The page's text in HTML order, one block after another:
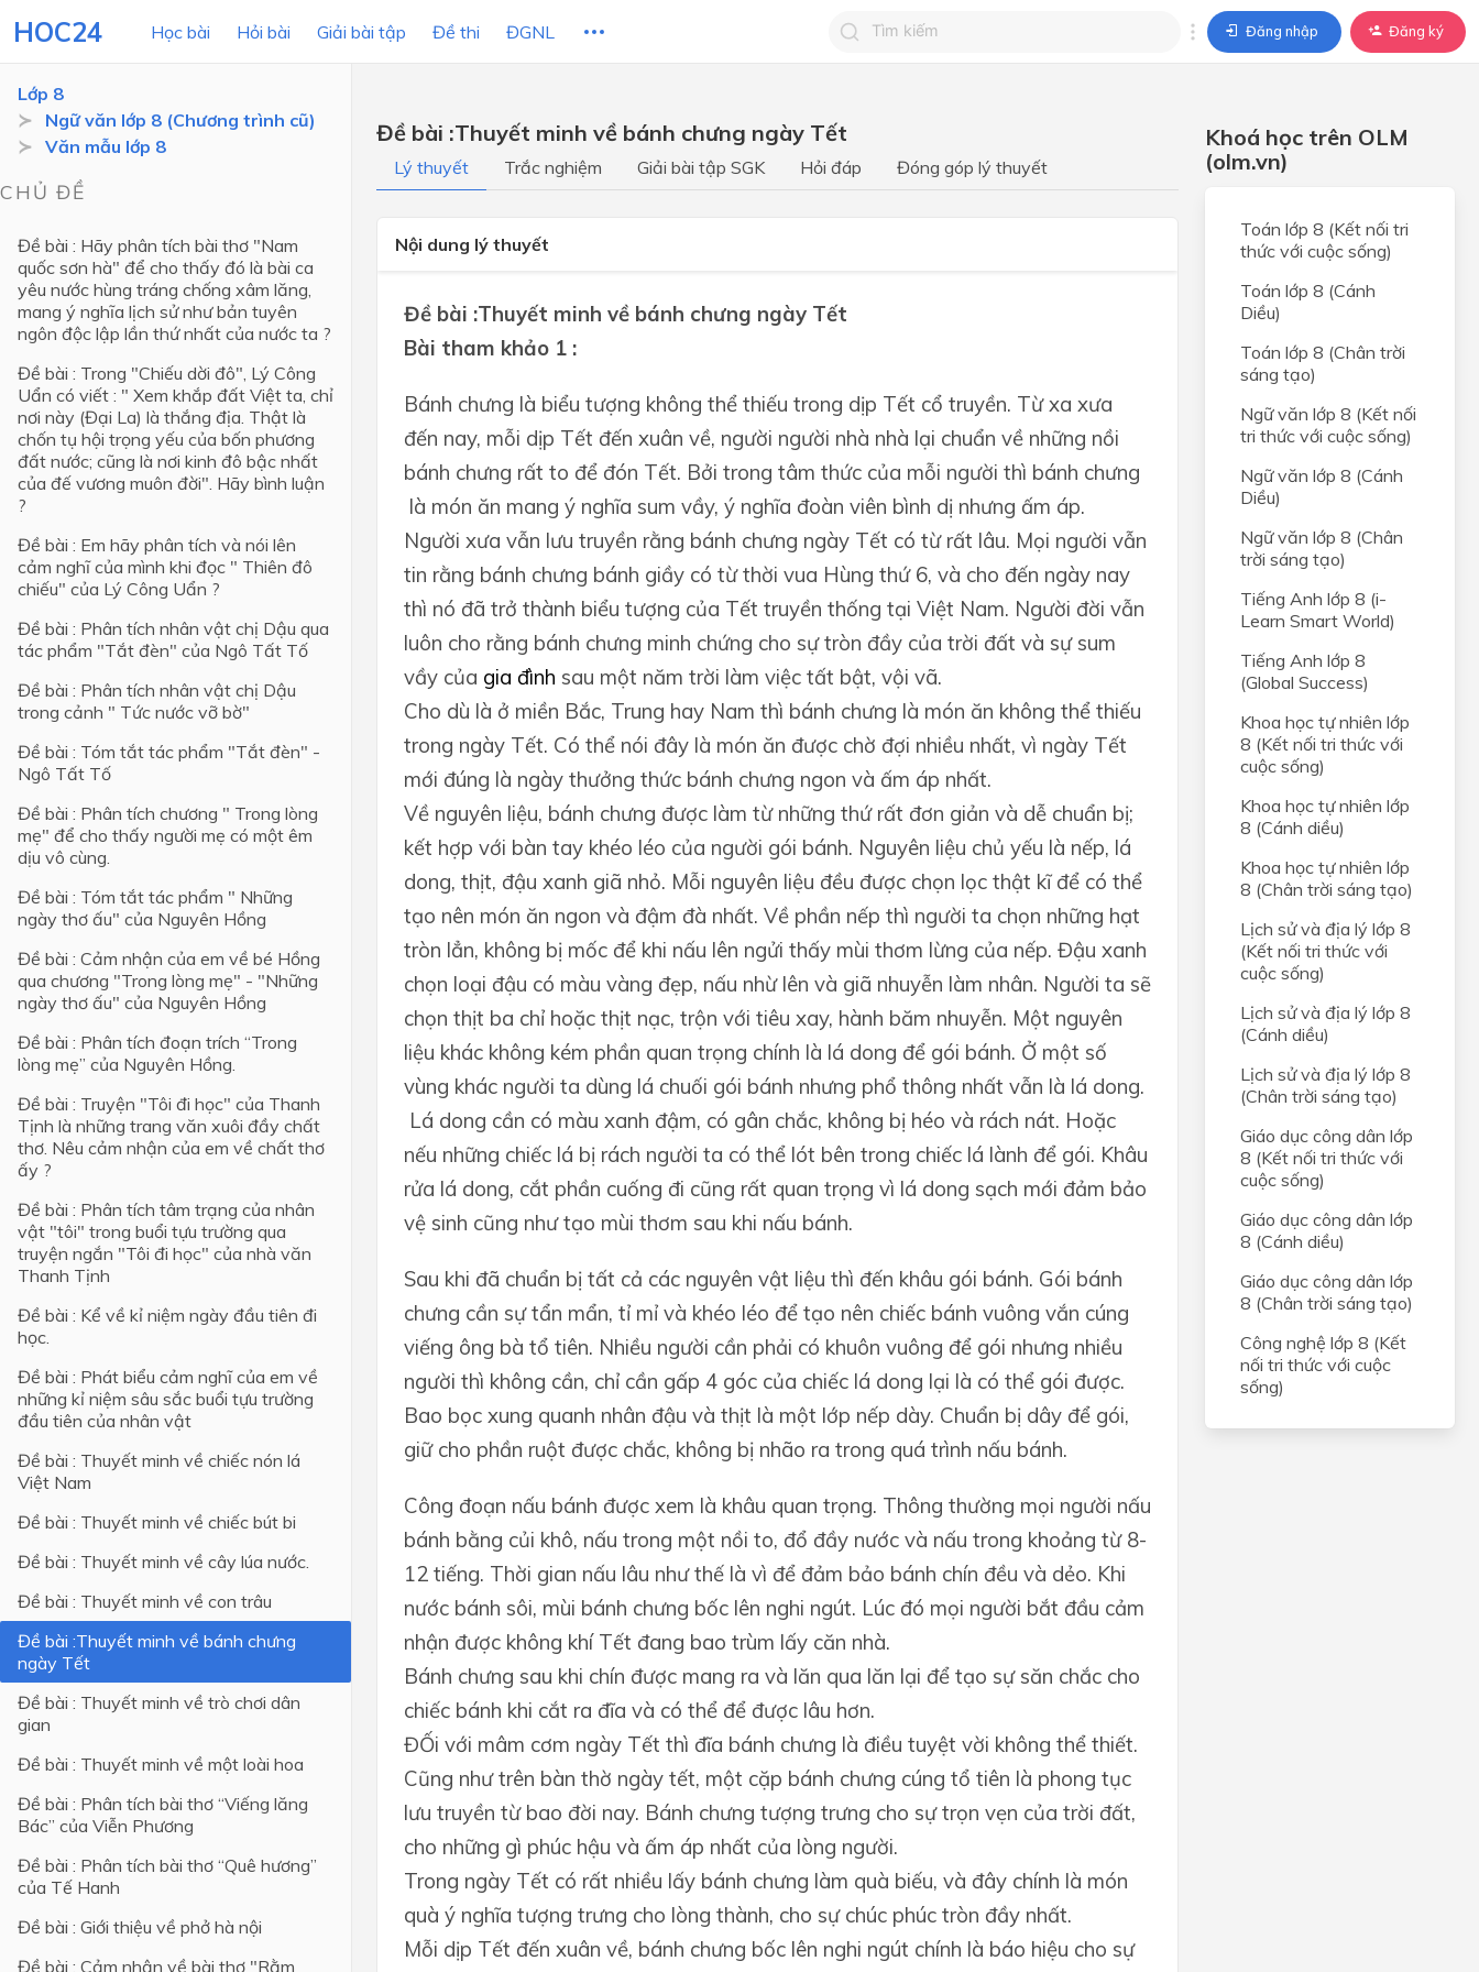
HOC24 Học bài Hỏi bài Giải bài tập Đề thi ĐGNL
bạn
Đăng nhập Đăng ký
LỚP HỌC
Lớp 11
Lớp 10
Lớp 9
Lớp 8
Lớp 7
Lớp 6
Lớp 5
Lớp 3
Lớp 1
MÔN HỌC CHỦ ĐỀ / CHƯƠNG
Lớp 8
Ngữ văn lớp 8 (Chương trình cũ)
Văn mẫu lớp 8
CHỦ ĐỀ
Đề bài : Hãy phân tích bài thơ "Nam
quốc sơn hà" để cho thấy đó là bài ca
yêu nước hùng tráng chống xâm lăng,
mang ý nghĩa lịch sử như bản tuyên
ngôn độc lập lần thứ nhất của nước ta ?
Đề bài : Trong "Chiếu dời đô", Lý Công
Uẩn có viết : " Xem khắp đất Việt ta, chỉ
nơi này (Đại La) là thắng địa. Thật là
chốn tụ hội trọng yếu của bốn phương
đất nước; cũng là nơi kinh đô bậc nhất
của đế vương muôn đời". Hãy bình luận
?
Đề bài : Em hãy phân tích và nói lên
cảm nghĩ của mình khi đọc " Thiên đô
chiếu" của Lý Công Uẩn ?
Đề bài : Phân tích nhân vật chị Dậu qua
tác phẩm "Tắt đèn" của Ngô Tất Tố
Đề bài : Phân tích nhân vật chị Dậu
trong cảnh " Tức nước vỡ bờ"
Đề bài : Tóm tắt tác phẩm "Tắt đèn" -
Ngô Tất Tố
Đề bài : Phân tích chương " Trong lòng
mẹ" để cho thấy người mẹ có một êm
dịu vô cùng.
Đề bài : Tóm tắt tác phẩm " Những
ngày thơ ấu" của Nguyên Hồng
Đề bài : Cảm nhận của em về bé Hồng
qua chương "Trong lòng mẹ" - "Những
ngày thơ ấu" của Nguyên Hồng
Đề bài : Phân tích đoạn trích “Trong
lòng mẹ” của Nguyên Hồng.
Đề bài : Truyện "Tôi đi học" của Thanh
Tịnh là những trang văn xuôi đầy chất
thơ. Nêu cảm nhận của em về chất thơ
ấy ?
Đề bài : Phân tích tâm trạng của nhân
vật "tôi" trong buổi tựu trường qua
truyện ngắn "Tôi đi học" của nhà văn
Thanh Tịnh
Đề bài : Kể về kỉ niệm ngày đầu tiên đi
học.
Đề bài : Phát biểu cảm nghĩ của em về
những kỉ niệm sâu sắc buổi tựu trường
đầu tiên của nhân vật
Đề bài : Thuyết minh về chiếc nón lá
Việt Nam
Đề bài : Thuyết minh về chiếc bút bi
Đề bài : Thuyết minh về cây lúa nước.
Đề bài : Thuyết minh về con trâu
Đề bài :Thuyết minh về bánh chưng
ngày Tết
Đề bài : Thuyết minh về trò chơi dân
gian
Đề bài : Thuyết minh về một loài hoa
Đề bài : Phân tích bài thơ “Viếng lăng
Bác” của Viễn Phương
Đề bài : Phân tích bài thơ “Quê hương”
của Tế Hanh
Đề bài : Giới thiệu về phở hà nội
Đề bài : Cảm nhận về bài thơ "Rằm
Đề bài :Thuyết minh về bánh chưng ngày Tết
Lý thuyết Trắc nghiệm Giải bài tập SGK Hỏi đáp Đóng góp lý thuyết
Nội dung lý thuyết
Đề bài :Thuyết minh về bánh chưng ngày Tết
Bài tham khảo 1 :
Bánh chưng là biểu tượng không thể thiếu trong dịp Tết cổ truyền. Từ xa xưa
đến nay, mỗi dịp Tết đến xuân về, người người nhà nhà lại chuẩn về những nồi
bánh chưng rất to để đón Tết. Bởi trong tâm thức của mỗi người thì bánh chưng
là món ăn mang ý nghĩa sum vầy, ý nghĩa đoàn viên bình dị nhưng ấm áp.
Người xưa vẫn lưu truyền rằng bánh chưng ngày Tết có từ rất lâu. Mọi người vẫn
tin rằng bánh chưng bánh giầy có từ thời vua Hùng thứ 6, và cho đến ngày nay
thì nó đã trở thành biểu tượng của Tết truyền thống tại Việt Nam. Người đời vẫn
luôn cho rằng bánh chưng minh chứng cho sự tròn đầy của trời đất và sự sum
vầy của gia đình sau một năm trời làm việc tất bật, vội vã.
Cho dù là ở miền Bắc, Trung hay Nam thì bánh chưng là món ăn không thể thiếu
trong ngày Tết. Có thể nói đây là món ăn được chờ đợi nhiều nhất, vì ngày Tết
mới đúng là ngày thưởng thức bánh chưng ngon và ấm áp nhất.
Về nguyên liệu, bánh chưng được làm từ những thứ rất đơn giản và dễ chuẩn bị;
kết hợp với bàn tay khéo léo của người gói bánh. Nguyên liệu chủ yếu là nếp, lá
dong, thịt, đậu xanh giã nhỏ. Mỗi nguyên liệu đều được chọn lọc thật kĩ để có thể
tạo nên món ăn ngon và đậm đà nhất. Về phần nếp thì người ta chọn những hạt
tròn lẳn, không bị mốc để khi nấu lên ngửi thấy mùi thơm lừng của nếp. Đậu xanh
chọn loại đậu có màu vàng đẹp, nấu nhừ lên và giã nhuyễn làm nhân. Người ta sẽ
chọn thịt ba chỉ hoặc thịt nạc, trộn với tiêu xay, hành băm nhuyễn. Một nguyên
liệu khác không kém phần quan trọng chính là lá dong để gói bánh. Ở một số
vùng khác người ta dùng lá chuối gói bánh nhưng phổ thông nhất vẫn là lá dong.
Lá dong cần có màu xanh đậm, có gân chắc, không bị héo và rách nát. Hoặc
nếu những chiếc lá bị rách người ta có thể lót bên trong chiếc lá lành để gói. Khâu
rửa lá dong, cắt phần cuống đi cũng rất quan trọng vì lá dong sạch mới đảm bảo
vệ sinh cũng như tạo mùi thơm sau khi nấu bánh.
Sau khi đã chuẩn bị tất cả các nguyên vật liệu thì đến khâu gói bánh. Gói bánh
chưng cần sự tẩn mẩn, tỉ mỉ và khéo léo để tạo nên chiếc bánh vuông vắn cúng
viếng ông bà tổ tiên. Nhiều người cần phải có khuôn vuông để gói nhưng nhiều
người thì không cần, chỉ cần gấp 4 góc của chiếc lá dong lại là có thể gói được.
Bao bọc xung quanh nhân đậu và thịt là một lớp nếp dày. Chuẩn bị dây để gói,
giữ cho phần ruột được chắc, không bị nhão ra trong quá trình nấu bánh.
Công đoạn nấu bánh được xem là khâu quan trọng. Thông thường mọi người nấu
bánh bằng củi khô, nấu trong một nồi to, đổ đầy nước và nấu trong khoảng từ 8-
12 tiếng. Thời gian nấu lâu như thế là vì để đảm bảo bánh chín đều và dẻo. Khi
nước bánh sôi, mùi bánh chưng bốc lên nghi ngút. Lúc đó mọi người bắt đầu cảm
nhận được không khí Tết đang bao trùm lấy căn nhà.
Bánh chưng sau khi chín được mang ra và lăn qua lăn lại để tạo sự săn chắc cho
chiếc bánh khi cắt ra đĩa và có thể để được lâu hơn.
ĐỐi với mâm cơm ngày Tết thì đĩa bánh chưng là điều tuyệt vời không thể thiết.
Cũng như trên bàn thờ ngày tết, một cặp bánh chưng cúng tổ tiên là phong tục
lưu truyền từ bao đời nay. Bánh chưng tượng trưng cho sự trọn vẹn của trời đất,
cho những gì phúc hậu và ấm áp nhất của lòng người.
Trong ngày Tết có rất nhiều lấy bánh chưng làm quà biếu, và đây chính là món
quà ý nghĩa tượng trưng cho lòng thành, cho sự chúc phúc tròn đầy nhất.
Mỗi dịp Tết đến xuân về, bánh chưng bốc lên nghi ngút chính là báo hiệu cho sự
Khoá học trên OLM
(olm.vn)
Toán lớp 8 (Kết nối tri
thức với cuộc sống)
Toán lớp 8 (Cánh
Diều)
Toán lớp 8 (Chân trời
sáng tạo)
Ngữ văn lớp 8 (Kết nối
tri thức với cuộc sống)
Ngữ văn lớp 8 (Cánh
Diều)
Ngữ văn lớp 8 (Chân
trời sáng tạo)
Tiếng Anh lớp 8 (i-
Learn Smart World)
Tiếng Anh lớp 8
(Global Success)
Khoa học tự nhiên lớp
8 (Kết nối tri thức với
cuộc sống)
Khoa học tự nhiên lớp
8 (Cánh diều)
Khoa học tự nhiên lớp
8 (Chân trời sáng tạo)
Lịch sử và địa lý lớp 8
(Kết nối tri thức với
cuộc sống)
Lịch sử và địa lý lớp 8
(Cánh diều)
Lịch sử và địa lý lớp 8
(Chân trời sáng tạo)
Giáo dục công dân lớp
8 (Kết nối tri thức với
cuộc sống)
Giáo dục công dân lớp
8 (Cánh diều)
Giáo dục công dân lớp
8 (Chân trời sáng tạo)
Công nghệ lớp 8 (Kết
nối tri thức với cuộc
sống)